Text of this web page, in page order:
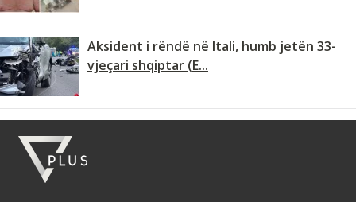
Aksident i rëndë në Itali, humb jetën 33-
vjeçari shqiptar (E...